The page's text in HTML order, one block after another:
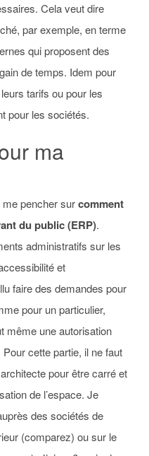
Cela veut dire
par exemple, en terme
qui proposent des
de temps. Idem pour
tarifs ou pour les
pour les sociétés.
ma
me pencher surcomment
du public (ERP).
administratifs sur les
et
faire des demandes pour
pour un particulier,
même une autorisation
cette partie, il ne faut
pour être carré et
de l’espace. Je
des sociétés de
(comparez) ou sur le